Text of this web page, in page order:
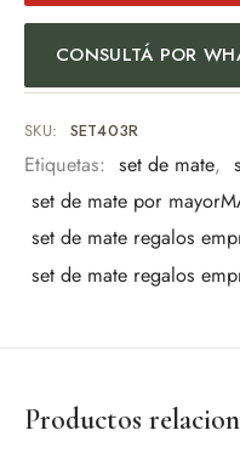
Ideal para:
Regalo empresarial
Uso personal
Eventos especiales
Amantes del mate
Una pieza pensada para
tradición.
CONSULTÁ POR
SKU: SET403R
Etiquetas: set de mate,
set de mate por
set de mate regalos
set de mate regalos
Productos